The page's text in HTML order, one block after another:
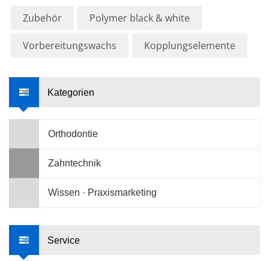
Zubehör Polymer black & white
Vorbereitungswachs Kopplungselemente
Kategorien
Orthodontie
Zahntechnik
Wissen · Praxismarketing
Service